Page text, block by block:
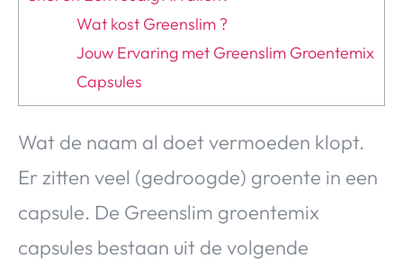
Wat kost Greenslim ?
Jouw Ervaring met Greenslim Groentemix
Capsules
Wat de naam al doet vermoeden klopt.
Er zitten veel (gedroogde) groente in een
capsule. De Greenslim groentemix
capsules bestaan uit de volgende